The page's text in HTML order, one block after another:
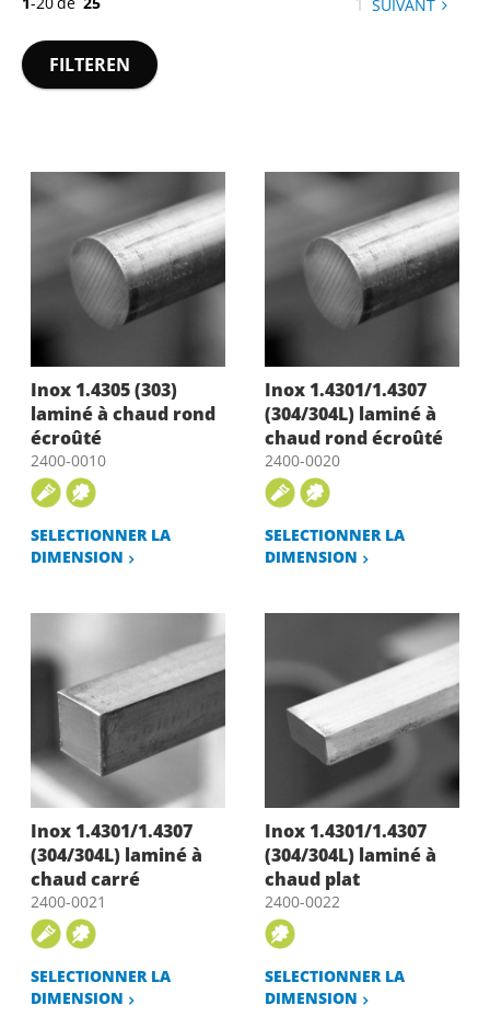
SUIVANT PAGE
FILTEREN
Inox 1.4305 (303)
laminé à chaud rond
écroûté
2400-0010
SELECTIONNER LA
DIMENSION
Inox 1.4301/1.4307
(304/304L) laminé à
chaud rond écroûté
2400-0020
SELECTIONNER LA
DIMENSION
Inox 1.4301/1.4307
(304/304L) laminé à
chaud carré
2400-0021
SELECTIONNER LA
DIMENSION
Inox 1.4301/1.4307
(304/304L) laminé à
chaud plat
2400-0022
SELECTIONNER LA
DIMENSION